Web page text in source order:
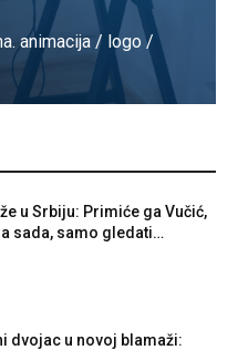
animacija / logo /
u Srbiju: Primiće ga Vučić,
sada, samo gledati…
dvojac u novoj blamaži: